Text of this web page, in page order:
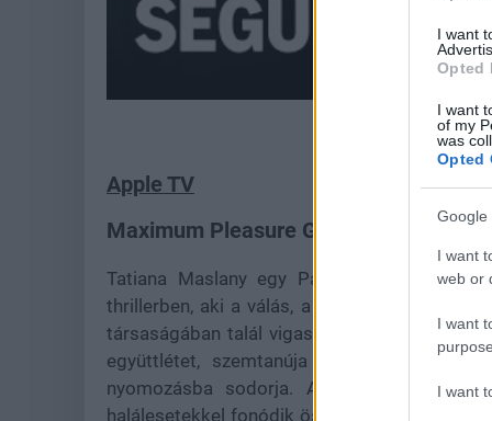
I want
Opted
I want
of my
was
Opted
Google
I want
web or
I want
I want
Apple TV
Maximum Pleasure Guaranteed - május
Tatiana Maslany egy Paula nevű frissen
thrillerben, aki a válás, a gyerekelhelyezési
társaságában talál vigaszt. Az egyik
együttlétet, szemtanúja lesz egy
nyomozásba sodorja. Ahogy egyre
halálesetekkel fonódik össze, miközben